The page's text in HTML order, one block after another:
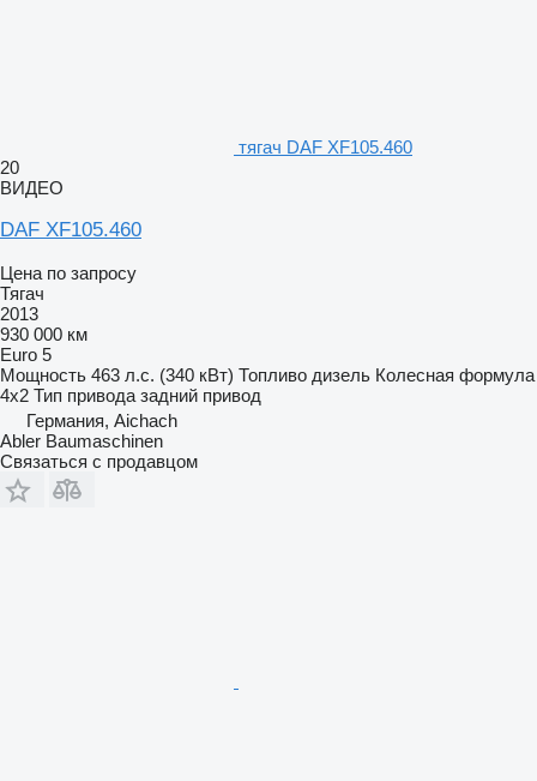
тягач DAF XF105.460
20
ВИДЕО
DAF XF105.460
Цена по запросу
Тягач
2013
930 000 км
Euro 5
Мощность 463 л.с. (340 кВт) Топливо дизель Колесная формула
4x2 Тип привода задний привод
Германия, Aichach
Abler Baumaschinen
Связаться с продавцом